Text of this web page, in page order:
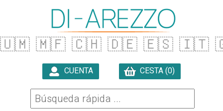
🇺🇲 🇲🇫 🇨🇭 🇩🇪 🇪🇸 🇮🇹
CUENTA CESTA (0)